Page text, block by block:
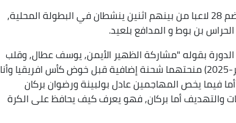
وخلال هذه الندوة, أعلن الناخب الوطني عن قائمة تضم 28 لاعبا من بينهم اثنين ينشطان في البطولة المحلية,
بقوله "مشاركة الظهير الأيمن, يوسف عطال, وقلب
الدفاع محمد أمين توغاي, في كأس العرب (فيفا قطر-2025) منحتهما شحنة إضافية قبل خوض كأس افريقيا وأنا
فيما يخص المهاجمين عادل بولبينة ورضوان بركان
والتهديف أما بركان, فهو يعرف كيف يحافظ على الكرة